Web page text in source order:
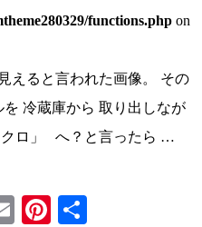
functions.php on
えると言われた画像。 その
冷蔵庫から 取り出しなが
ロ」 へ？と言ったら …
EmailPinterest